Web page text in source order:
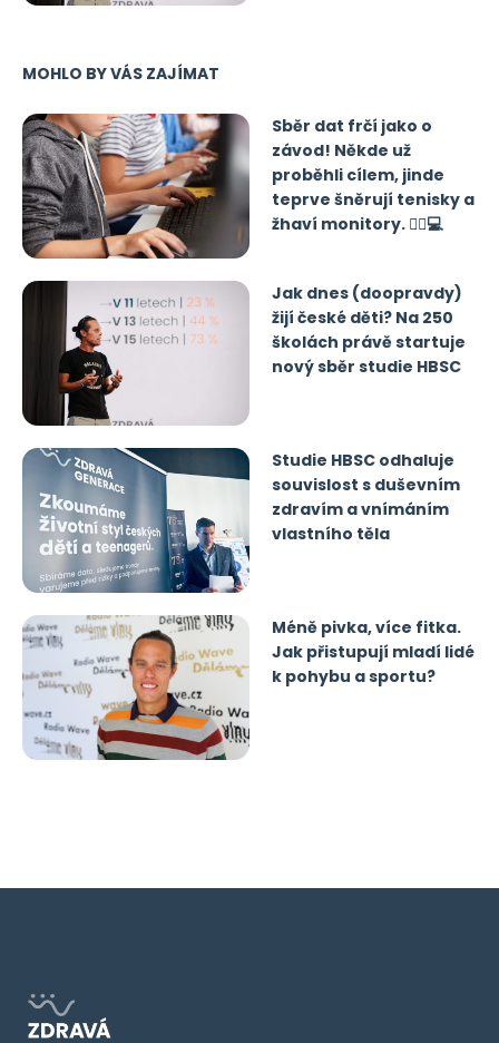
MOHLO BY VÁS ZAJÍMAT
Sběr dat frčí jako o
závod! Někde už
proběhli cílem, jinde
teprve šněrují tenisky a
žhaví monitory. 🏃‍♂️💻
Jak dnes (doopravdy)
žijí české děti? Na 250
školách právě startuje
nový sběr studie HBSC
Studie HBSC odhaluje
souvislost s duševním
zdravím a vnímáním
vlastního těla
Méně pivka, více fitka.
Jak přistupují mladí lidé
k pohybu a sportu?